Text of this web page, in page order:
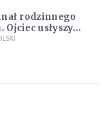
rodzinnego
Ojciec usłyszy